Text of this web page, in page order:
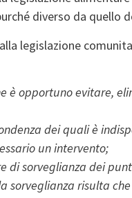
diverso da quello
legislazione
è opportuno evitare,
dei quali è
un intervento;
di sorveglianza dei
risulta